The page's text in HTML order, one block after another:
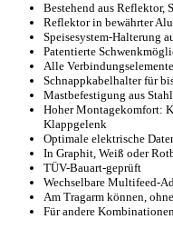
Bestehend aus Reflektor,
Reflektor in bewährter
Speisesystem-Halterung
Patentierte
Alle
Schnappkabelhalter für
Mastbefestigung aus
Hoher Montagekomfort:
Klappgelenk
Optimale elektrische
In Graphit, Weiß oder
TÜV-Bauart-geprüft
Wechselbare Multifeed-
Am Tragarm können,
Für andere